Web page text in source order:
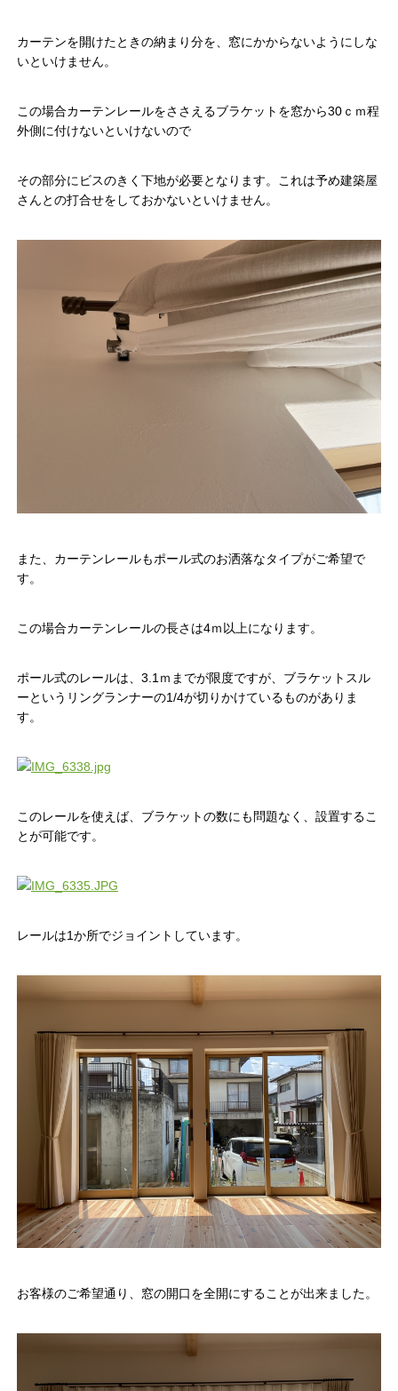
カーテンを開けたときの納まり分を、窓にかからないようにしな
いといけません。
この場合カーテンレールをささえるブラケットを窓から30ｃｍ程
外側に付けないといけないので
その部分にビスのきく下地が必要となります。これは予め建築屋
さんとの打合せをしておかないといけません。
また、カーテンレールもポール式のお洒落なタイプがご希望で
す。
この場合カーテンレールの長さは4ｍ以上になります。
ポール式のレールは、3.1ｍまでが限度ですが、ブラケットスル
ーというリングランナーの1/4が切りかけているものがありま
す。
このレールを使えば、ブラケットの数にも問題なく、設置するこ
とが可能です。
レールは1か所でジョイントしています。
お客様のご希望通り、窓の開口を全開にすることが出来ました。